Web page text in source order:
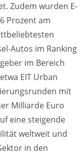
Zudem wurden E-
Prozent am
Autos im Ranking
im Bereich
EIT Urban
mit
Milliarde Euro
eine steigende
weltweit und
in den